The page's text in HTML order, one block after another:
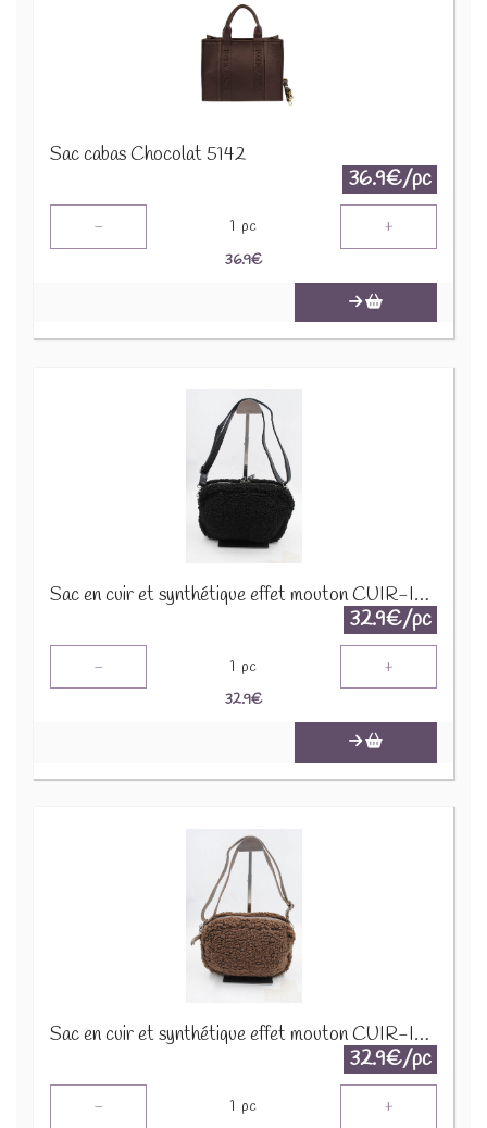
Sac cabas Chocolat 5142
36.9€/pc
- 1 pc +
36.9€
Sac en cuir et synthétique effet mouton CUIR-IT-939 Noir
32.9€/pc
- 1 pc +
32.9€
Sac en cuir et synthétique effet mouton CUIR-IT-939 Marron foncé
32.9€/pc
- 1 pc +